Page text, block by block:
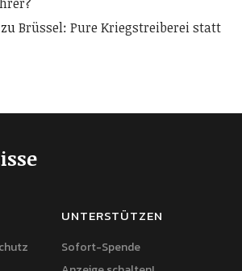
Brüssel: Pure Kriegstreiberei statt
UNTERSTÜTZEN
Sofort-Spende